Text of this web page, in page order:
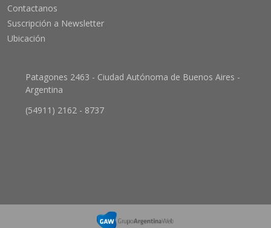
Contactanos
Suscripción a Newsletter
Ubicación
Patagones 2463 - Ciudad Autónoma de Buenos Aires -
Argentina
(54911) 2162 - 8737